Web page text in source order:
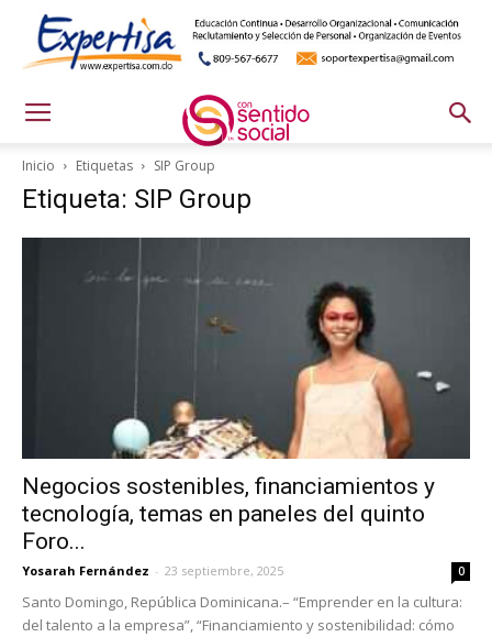
Inicio Etiquetas SIP Group
Etiqueta: SIP Group
Negocios sostenibles, financiamientos y
tecnología, temas en paneles del quinto
Foro...
Yosarah Fernández - 23 septiembre, 2025 0
Santo Domingo, República Dominicana.– “Emprender en la cultura:
del talento a la empresa”, “Financiamiento y sostenibilidad: cómo